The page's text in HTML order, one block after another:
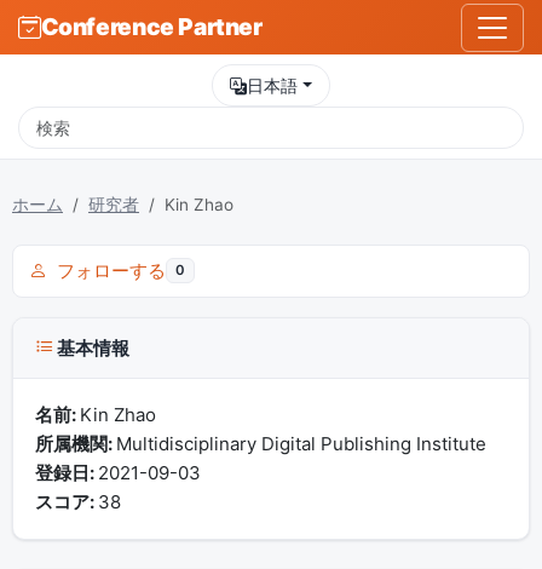
Conference Partner
日本語
ホーム 研究者 Kin Zhao
フォローする 0
基本情報
名前: Kin Zhao
所属機関: Multidisciplinary Digital Publishing Institute
登録日: 2021-09-03
スコア: 38